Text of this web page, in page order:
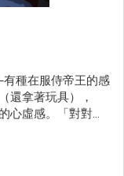
種在服侍帝王的感
還拿著玩具），
心虛感。「對對
黑暗裡滑手機是不